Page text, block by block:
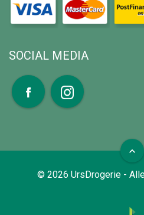
SOCIAL MEDIA
© 2026 UrsDrogerie -
expand_less